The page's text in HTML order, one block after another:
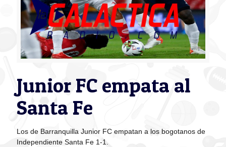
Junior FC empata al
Santa Fe
Los de Barranquilla Junior FC empatan a los bogotanos de
Independiente Santa Fe 1-1.